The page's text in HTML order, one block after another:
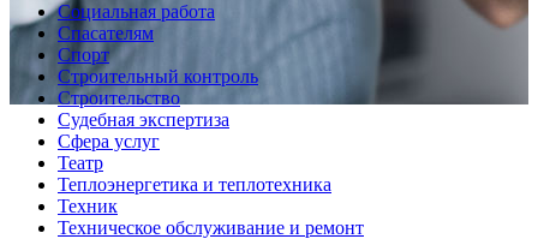
Социальная работа
Спасателям
Спорт
Строительный контроль
Строительство
Судебная экспертиза
Сфера услуг
Театр
Теплоэнергетика и теплотехника
Техник
Техническое обслуживание и ремонт